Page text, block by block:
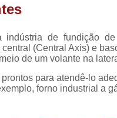
Manutenção
de painéis
elétricos
Reformas de
fornos
indústria de fundição
(Central Axis) e
de um volante na
para atendê-lo
forno industrial a